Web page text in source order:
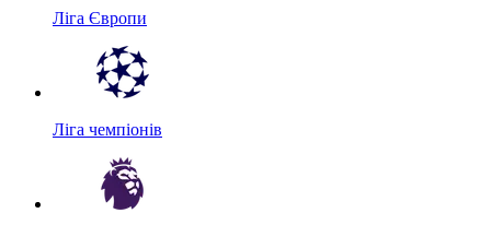
Ліга Європи
Ліга чемпіонів